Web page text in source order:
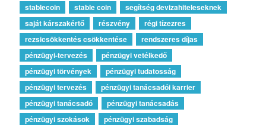
stablecoin
stable coin
segítség devizahiteleseknek
saját kárszakértő
részvény
régi tízezres
rezsicsökkentés csökkentése
rendszeres díjas
pénzügyi-tervezés
pénzügyi vetélkedő
pénzügyi törvények
pénzügyi tudatosság
pénzügyi tervezés
pénzügyi tanácsadói karrier
pénzügyi tanácsadó
pénzügyi tanácsadás
pénzügyi szokások
pénzügyi szabadság